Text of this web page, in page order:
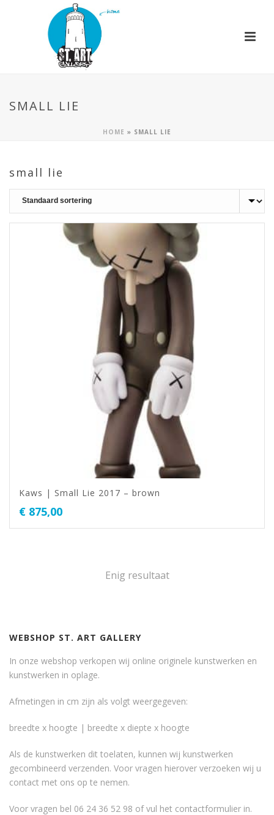
SMALL LIE
HOME » SMALL LIE
small lie
Kaws | Small Lie 2017 – brown
€ 875,00
Enig resultaat
WEBSHOP ST. ART GALLERY
In onze webshop verkopen wij online originele kunstwerken en
kunstwerken in oplage.
Afmetingen in cm zijn als volgt weergegeven:
breedte x hoogte | breedte x diepte x hoogte
Als de kunstwerken dit toelaten, kunnen wij kunstwerken
gecombineerd verzenden. Voor vragen hierover verzoeken wij u
contact met ons op te nemen.
Voor vragen bel 06 24 36 52 98 of vul het contactformulier in.